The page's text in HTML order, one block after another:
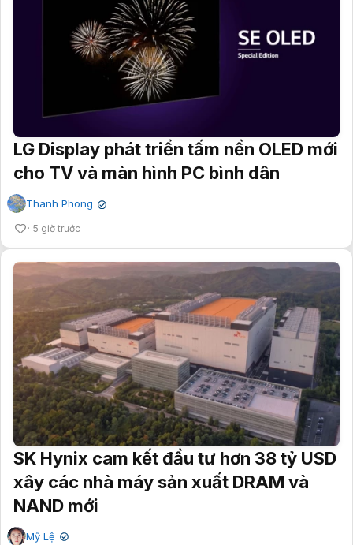
LG Display phát triển tấm nền OLED mới
cho TV và màn hình PC bình dân
Thanh Phong ✔
5 giờ trước
SK Hynix cam kết đầu tư hơn 38 tỷ USD
xây các nhà máy sản xuất DRAM và
NAND mới
Mỹ Lệ ✔